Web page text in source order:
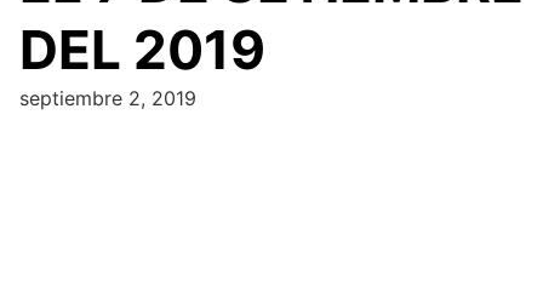
DEL 2019
septiembre 2, 2019